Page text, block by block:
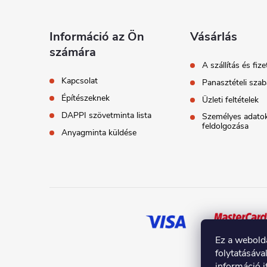
Ez a
Információ az Ön
számára
Kapcsolat
Építészeknek
DAPPI szövetminta lista
Anyagminta küldése
Vásárlás
A szállítás és
Panasztételi
Üzleti feltételek
Személyes
feldolgozása